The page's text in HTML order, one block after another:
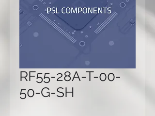
RF55-28A-T-00-
50-G-SH